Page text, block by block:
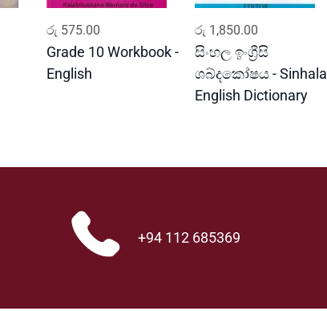
රු 575.00
Grade 10 Workbook -
English
රු 1,850.00
සිංහල ඉංග්‍රීසි
ශබ්දකෝෂය - Sinhala
English Dictionary
+94 112 685369